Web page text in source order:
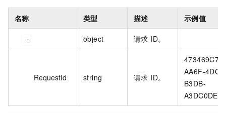
名称 类型 描述 示例值
object 请求 ID。
RequestId string 请求 ID。
473469C7-
AA6F-
B3DB-